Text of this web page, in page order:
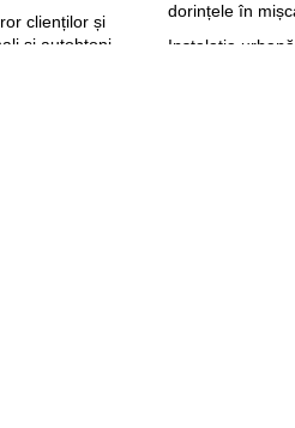
clienților și
și autohtoni
dorințele în
Instalația